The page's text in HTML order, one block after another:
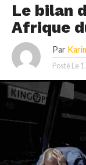
Le bilan
Afrique
Par
Posté Le